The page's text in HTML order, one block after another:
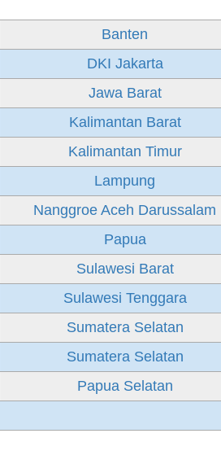
Banten
DKI Jakarta
Jawa Barat
Kalimantan Barat
Kalimantan Timur
Lampung
Nanggroe Aceh Darussalam
Papua
Sulawesi Barat
Sulawesi Tenggara
Sumatera Selatan
Sumatera Selatan
Papua Selatan